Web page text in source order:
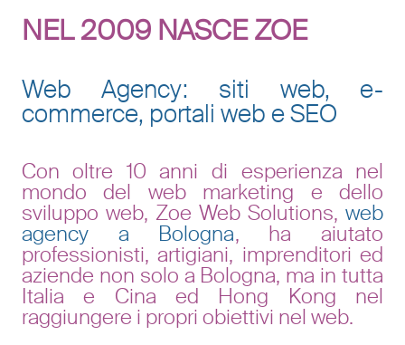
NEL 2009 NASCE ZOE
Web Agency: siti web, e-
commerce, portali web e SEO
Con oltre 10 anni di esperienza nel
mondo del web marketing e dello
sviluppo web, Zoe Web Solutions,web
agency a Bologna, ha aiutato
professionisti, artigiani, imprenditori ed
aziende non solo a Bologna, ma in tutta
Italia e Cina ed Hong Kong nel
raggiungere i propri obiettivi nel web.